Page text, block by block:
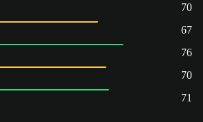
70
67
76
70
71